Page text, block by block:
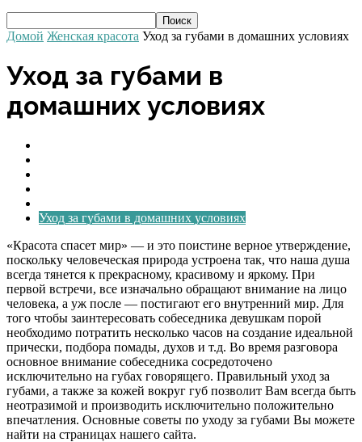
Домой Женская красота Уход за губами в домашних условиях
Уход за губами в
домашних условиях
Уход за губами в домашних условиях
«Красота спасет мир» — и это поистине верное утверждение,
поскольку человеческая природа устроена так, что наша душа
всегда тянется к прекрасному, красивому и яркому. При
первой встречи, все изначально обращают внимание на лицо
человека, а уж после — постигают его внутренний мир. Для
того чтобы заинтересовать собеседника девушкам порой
необходимо потратить несколько часов на создание идеальной
прически, подбора помады, духов и т.д. Во время разговора
основное внимание собеседника сосредоточено
исключительно на губах говорящего. Правильный уход за
губами, а также за кожей вокруг губ позволит Вам всегда быть
неотразимой и производить исключительно положительно
впечатления. Основные советы по уходу за губами Вы можете
найти на страницах нашего сайта.